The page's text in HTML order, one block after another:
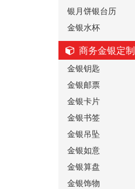
银月饼银台历
金银水杯
商务金银定制
金银钥匙
金银邮票
金银卡片
金银书签
金银吊坠
金银如意
金银算盘
金银饰物